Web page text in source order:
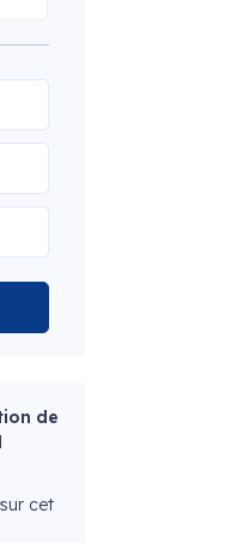
de
cet